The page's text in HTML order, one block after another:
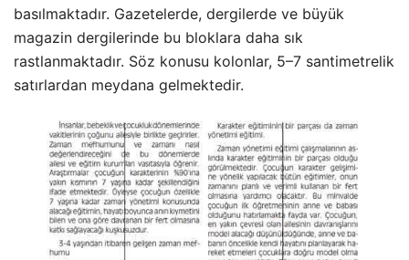
basılmaktadır. Gazetelerde, dergilerde ve büyük
magazin dergilerinde bu bloklara daha sık
rastlanmaktadır. Söz konusu kolonlar, 5–7 santimetrelik
satırlardan meydana gelmektedir.